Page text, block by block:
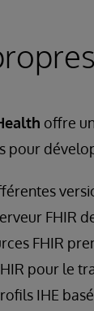
offre
pour
FHIR
FHIR
pour le
IHE